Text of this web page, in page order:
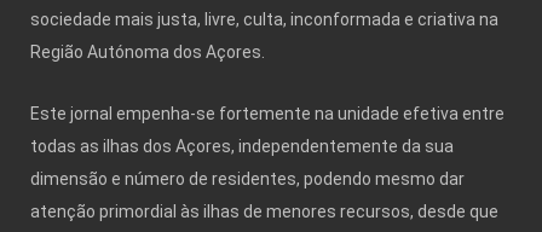
sociedade mais justa, livre, culta, inconformada e criativa na
Região Autónoma dos Açores.
Este jornal empenha-se fortemente na unidade efetiva entre
todas as ilhas dos Açores, independentemente da sua
dimensão e número de residentes, podendo mesmo dar
atenção primordial às ilhas de menores recursos, desde que